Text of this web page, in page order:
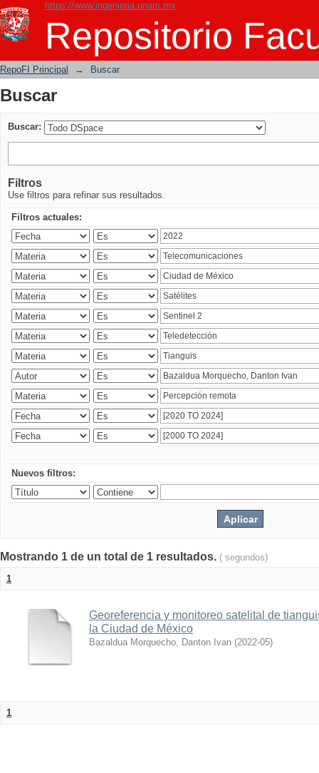
https://www.ingenieria.unam.mx
Repositorio
Buscar
RepoFI Principal → Buscar
Buscar
Buscar:
Filtros
Use filtros para refinar sus resultados.
Filtros actuales:
Nuevos filtros:
Mostrando 1 de un total de 1 resultados. ( segundos)
1
Georeferencia y monitoreo satelital de
la Ciudad de México
Bazaldua Morquecho, Danton Ivan (2022-05)
1